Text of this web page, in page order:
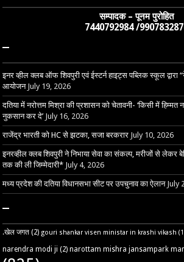
सम्पादक – पूनम पुरोहित
7440792984 /
–
इनर व्हील क्लब ऑफ शिवपुरी एवं ईस्टर्न हाइट्स पब्लिक स्कूल द्वारा
आयोजन July 19, 2026
दतिया में नरोत्तम मिश्रा की प्रशासन को चेतावनी- ‘किसी में हिम्मत
नुकसान कर दे’ July 16, 2026
राजेंद्र भारती को HC से झटका, सजा बरकरार July 10, 2026
इनरव्हील क्लब शिवपुरी ने निभाया सेवा का संकल्प, मरीजों से लेकर
तक की ली जिम्मेदारी* July 4, 2026
मध्य प्रदेश की दतिया विधानसभा सीट पर उपचुनाव का ऐलान July
–
.खेल जगत (2) gouri shankar visen ministar in krashi vikash
narendra modi ji (2) narottam mishra jansampark